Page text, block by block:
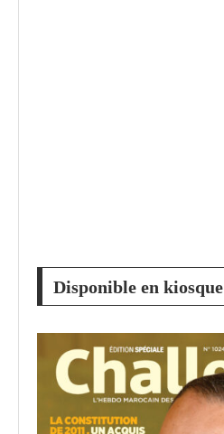
Disponible en kiosque